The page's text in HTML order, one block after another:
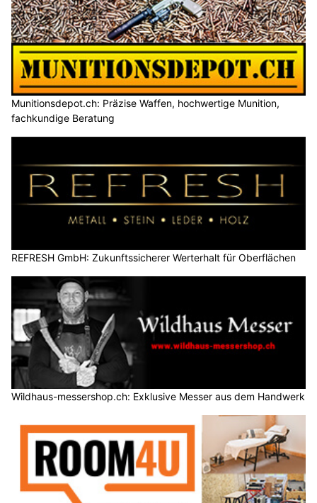
Munitionsdepot.ch: Präzise Waffen, hochwertige Munition,
fachkundige Beratung
REFRESH GmbH: Zukunftssicherer Werterhalt für Oberflächen
Wildhaus-messershop.ch: Exklusive Messer aus dem Handwerk